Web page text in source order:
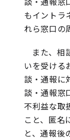
もイントラ
れら窓口の
また、相
いを受ける
談・通報に
談・通報窓
不利益な取
こと、匿名
と、通報後